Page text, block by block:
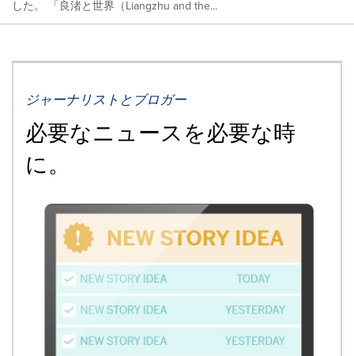
した。 「良渚と世界（Liangzhu and the...
ジャーナリストとブロガー
必要なニュースを必要な時
に。